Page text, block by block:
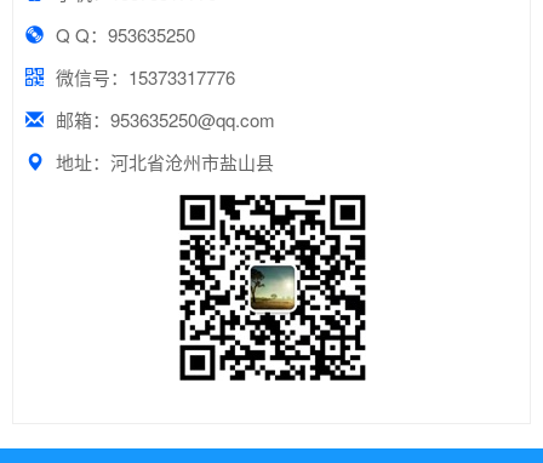
Q Q：953635250
微信号：15373317776
邮箱：953635250@qq.com
地址：河北省沧州市盐山县